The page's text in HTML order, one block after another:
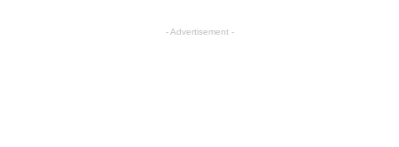
- Advertisement -